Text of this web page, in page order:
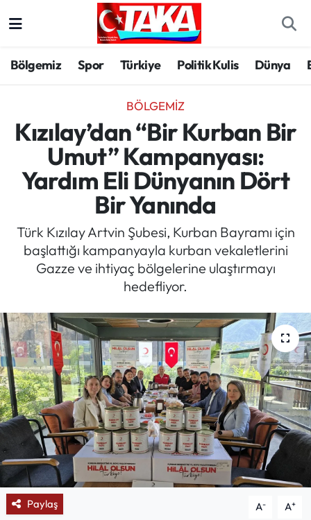
Bölgemiz Spor Türkiye Politik Kulis Dünya
BÖLGEMIZ
Kızılay’dan “Bir Kurban Bir
Umut” Kampanyası:
Yardım Eli Dünyanın Dört
Bir Yanında
Türk Kızılay Artvin Şubesi, Kurban Bayramı için
başlattığı kampanyayla kurban vekaletlerini
Gazze ve ihtiyaç bölgelerine ulaştırmayı
hedefliyor.
Paylaş A- A+
Spor
Türkiye
Kültür/Sanat
Politika
Politik Kulis
Dünya
Mektup Galeri
Röportaj
Manşet
Köşe Yazıları
Karikatür Galeri
BIK
Trabzon Hava Durumu
Trabzon Trafik Yoğunluk Haritası
Süper Lig Puan Durumu ve Fikstür
Tüm Manşetler
Son Dakika Haberleri
Haber Arşivi